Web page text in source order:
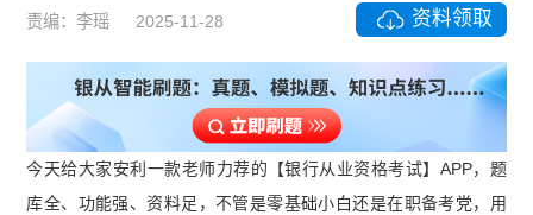
责编：李瑶 2025-11-28 资料领取
今天给大家安利一款老师力荐的【银行从业资格考试】APP，题
库全、功能强、资料足，不管是零基础小白还是在职备考党，用